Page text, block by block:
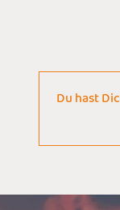
Du hast